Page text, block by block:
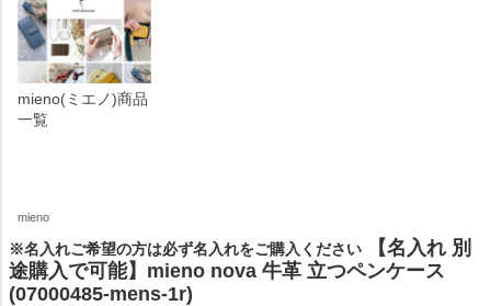
mieno(ミエノ)商品
一覧
mieno
※名入れご希望の方は必ず名入れをご購入ください
【名入れ 別
途購入で可能】mieno nova 牛革 立つペンケース
(07000485-mens-1r)